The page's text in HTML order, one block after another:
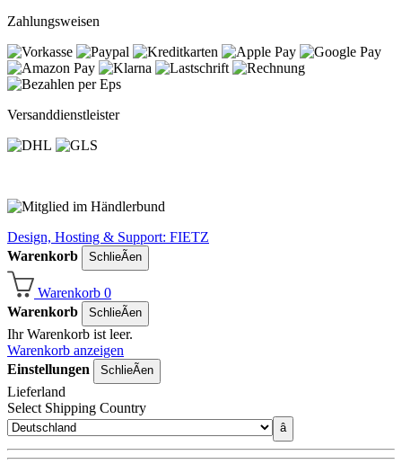
Zahlungsweisen
Versanddienstleister
Design, Hosting & Support: FIETZ
Warenkorb
SchlieÃen
Warenkorb 0
Warenkorb
SchlieÃen
Ihr Warenkorb ist leer.
Warenkorb anzeigen
Einstellungen
SchlieÃen
Lieferland
Select Shipping Country
â